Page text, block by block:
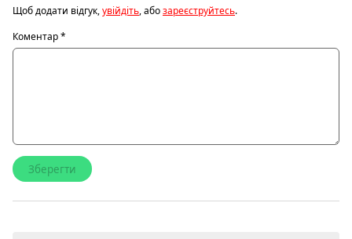
Щоб додати відгук,увійдіть, абозареєструйтесь.
Коментар*